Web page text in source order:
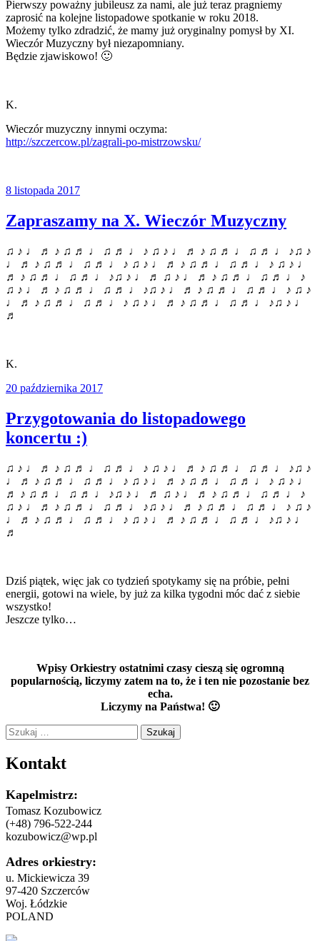
Pierwszy poważny jubileusz za nami, ale już teraz pragniemy
zaprosić na kolejne listopadowe spotkanie w roku 2018.
Możemy tylko zdradzić, że mamy już oryginalny pomysł by XI.
Wieczór Muzyczny był niezapomniany.
Będzie zjawiskowo! 🙂
K.
Wieczór muzyczny innymi oczyma:
http://szczercow.pl/zagrali-po-mistrzowsku/
8 listopada 2017
Zapraszamy na X. Wieczór Muzyczny
♫ ♪ ♩ ♬ ♪ ♫ ♬ ♩ ♫ ♬ ♩ ♪ ♫ ♪ ♩ ♬ ♪ ♫ ♬ ♩ ♫ ♬ ♩ ♪♫ ♪
♩ ♬ ♪ ♫ ♬ ♩ ♫ ♬ ♩ ♪ ♫ ♪ ♩ ♬ ♪ ♫ ♬ ♩ ♫ ♬ ♩ ♪ ♫ ♪ ♩
♬ ♪ ♫ ♬ ♩ ♫ ♬ ♩ ♪♫ ♪ ♩ ♬ ♫ ♪ ♩ ♬ ♪ ♫ ♬ ♩ ♫ ♬ ♩ ♪
♫ ♪ ♩ ♬ ♪ ♫ ♬ ♩ ♫ ♬ ♩ ♪♫ ♪ ♩ ♬ ♪ ♫ ♬ ♩ ♫ ♬ ♩ ♪ ♫ ♪
♩ ♬ ♪ ♫ ♬ ♩ ♫ ♬ ♩ ♪ ♫ ♪ ♩ ♬ ♪ ♫ ♬ ♩ ♫ ♬ ♩ ♪♫ ♪ ♩
♬
K.
20 października 2017
Przygotowania do listopadowego
koncertu :)
♫ ♪ ♩ ♬ ♪ ♫ ♬ ♩ ♫ ♬ ♩ ♪ ♫ ♪ ♩ ♬ ♪ ♫ ♬ ♩ ♫ ♬ ♩ ♪♫ ♪
♩ ♬ ♪ ♫ ♬ ♩ ♫ ♬ ♩ ♪ ♫ ♪ ♩ ♬ ♪ ♫ ♬ ♩ ♫ ♬ ♩ ♪ ♫ ♪ ♩
♬ ♪ ♫ ♬ ♩ ♫ ♬ ♩ ♪♫ ♪ ♩ ♬ ♫ ♪ ♩ ♬ ♪ ♫ ♬ ♩ ♫ ♬ ♩ ♪
♫ ♪ ♩ ♬ ♪ ♫ ♬ ♩ ♫ ♬ ♩ ♪♫ ♪ ♩ ♬ ♪ ♫ ♬ ♩ ♫ ♬ ♩ ♪ ♫ ♪
♩ ♬ ♪ ♫ ♬ ♩ ♫ ♬ ♩ ♪ ♫ ♪ ♩ ♬ ♪ ♫ ♬ ♩ ♫ ♬ ♩ ♪♫ ♪ ♩
♬
Dziś piątek, więc jak co tydzień spotykamy się na próbie, pełni
energii, gotowi na wiele, by już za kilka tygodni móc dać z siebie
wszystko!
Jeszcze tylko…
Wpisy Orkiestry ostatnimi czasy cieszą się ogromną
popularnością, liczymy zatem na to, że i ten nie pozostanie bez
echa.
Liczymy na Państwa! 🙂
Szukaj:
Kontakt
Kapelmistrz:
Tomasz Kozubowicz
(+48) 796-522-244
kozubowicz@wp.pl
Adres orkiestry:
u. Mickiewicza 39
97-420 Szczerców
Woj. Łódzkie
POLAND